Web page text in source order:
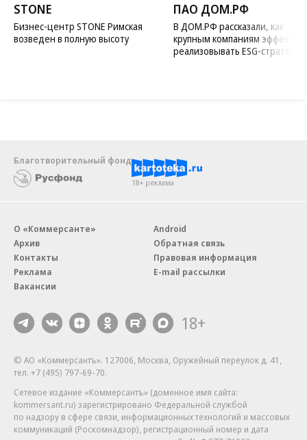
STONE
Бизнес-центр STONE Римская
возведен в полную высоту
ПАО ДОМ.РФ
В ДОМ.РФ рассказали, как
крупным компаниям
реализовывать ESG-стратегию
Благотворительный фонд
18+ реклама
О «Коммерсанте»
Архив
Контакты
Реклама
Вакансии
Android
Обратная связь
Правовая информация
E-mail рассылки
18+
© АО «Коммерсантъ». 127006, Москва, Оружейный переулок д. 41,
тел. +7 (495) 797-69-70.
Сетевое издание «Коммерсантъ» (доменное имя сайта:
kommersant.ru) зарегистрировано Федеральной службой
по надзору в сфере связи, информационных технологий и массовых
коммуникаций (Роскомнадзор), регистрационный номер и дата